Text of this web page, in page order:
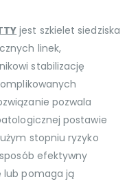
jest szkielet siedziska
linek,
stabilizację
pozwala
postawie
stopniu ryzyko
efektywny
lub pomaga ją